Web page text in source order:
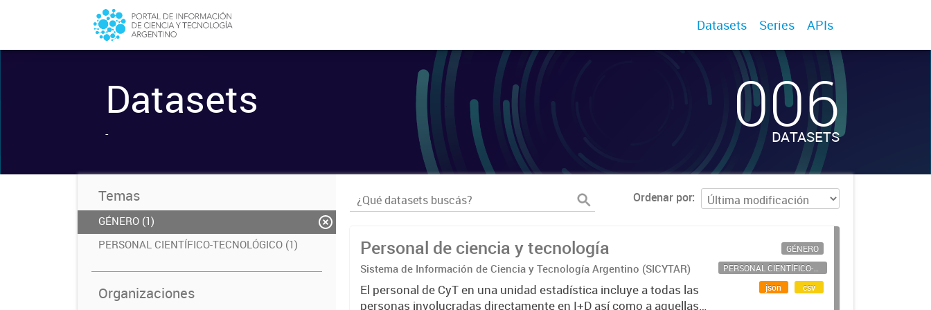
Datasets Series APIs
Datasets
- 006
DATASETS
Temas
GÉNERO (1)
PERSONAL CIENTÍFICO-TECNOLÓGICO (1)
Organizaciones
Ordenar por
Personal de ciencia y tecnología
Sistema de Información de Ciencia y Tecnología Argentino (SICYTAR)
El personal de CyT en una unidad estadística incluye a todas las
personas involucradas directamente en I+D así como a aquellas
GÉNERO
PERSONAL CIENTÍFICO-TECNOLÓGICO
json
csv